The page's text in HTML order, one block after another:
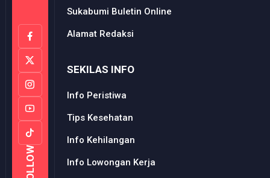
FOLLOW
Sukabumi Buletin Online
Alamat Redaksi
SEKILAS INFO
Info Peristiwa
Tips Kesehatan
Info Kehilangan
Info Lowongan Kerja